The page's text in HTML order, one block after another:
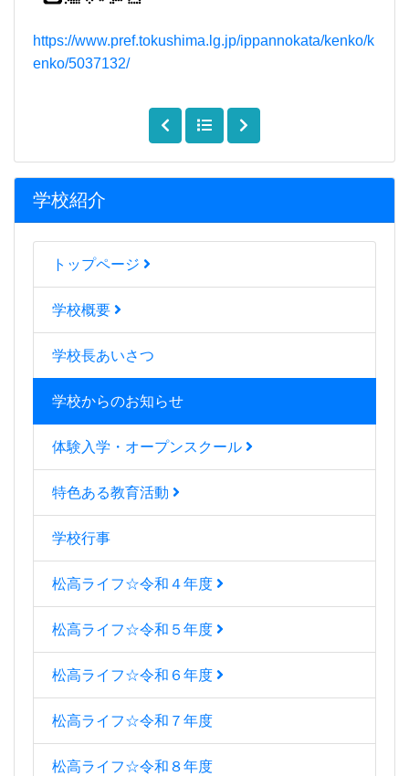
学校紹介
トップページ
学校概要
学校長あいさつ
学校からのお知らせ
体験入学・オープンスクール
特色ある教育活動
学校行事
松高ライフ☆令和４年度
松高ライフ☆令和５年度
松高ライフ☆令和６年度
松高ライフ☆令和７年度
松高ライフ☆令和８年度
https://www.pref.tokushima.lg.jp/ippannokata/kenko/k
enko/5037132/